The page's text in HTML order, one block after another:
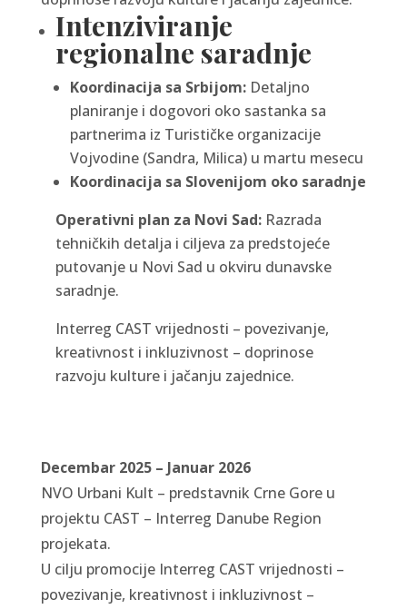
Intenziviranje
regionalne saradnje
Koordinacija sa Srbijom:Detaljno
planiranje i dogovori oko sastanka sa
partnerima iz Turističke organizacije
Vojvodine (Sandra, Milica) u martu mesecu
Koordinacija sa Slovenijom oko saradnje
Operativni plan za Novi Sad:Razrada
tehničkih detalja i ciljeva za predstojeće
putovanje u Novi Sad u okviru dunavske
saradnje.
Interreg CAST vrijednosti – povezivanje,
kreativnost i inkluzivnost – doprinose
razvoju kulture i jačanju zajednice.
Decembar 2025 – Januar 2026
NVO Urbani Kult – predstavnik Crne Gore u
projektu CAST – Interreg Danube Region
projekata.
U cilju promocije Interreg CAST vrijednosti –
povezivanje, kreativnost i inkluzivnost –